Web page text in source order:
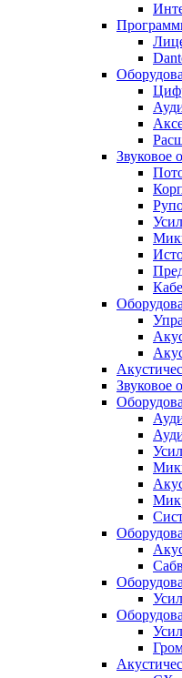
Звуковое
Звуковое